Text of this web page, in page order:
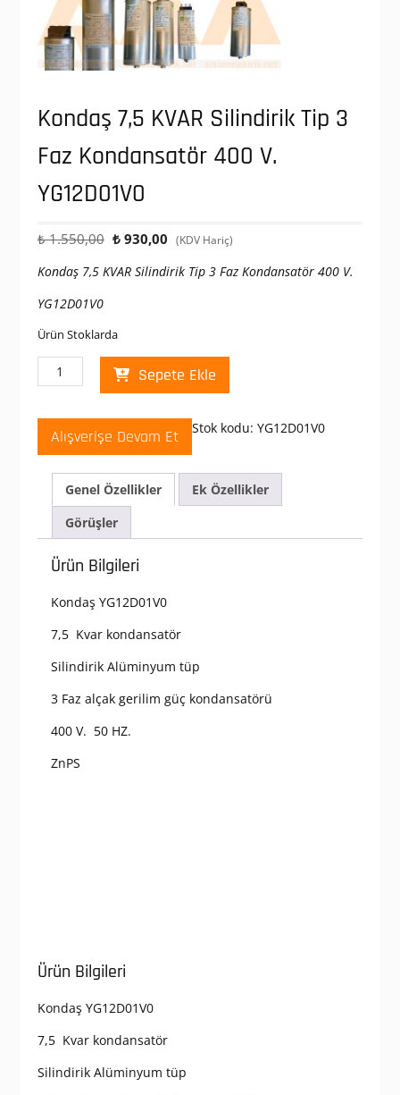
Kondaş 7,5 KVAR Silindirik Tip 3
Faz Kondansatör 400 V.
YG12D01V0
₺1.550,00 Orijinal
₺ 1.550,00.
₺930,00 Şu
fiyat:
(KDV Hariç)
Kondaş 7,5 KVAR Silindirik Tip 3 Faz Kondansatör 400 V.
YG12D01V0
Ürün Stoklarda
Kondaş
7,5
Silindirik
Tip
3
Faz
Kondansatör
V.
YG12D01V0
adet
Sepete Ekle
Alışverişe Devam Et Stok kodu: YG12D01V0
Genel Özellikler
Ek Özellikler
Görüşler
Ürün Bilgileri
Kondaş YG12D01V0
7,5 Kvar kondansatör
Silindirik Alüminyum tüp
3 Faz alçak gerilim güç kondansatörü
400 V. 50 HZ.
ZnPS
Ürün Bilgileri
Kondaş YG12D01V0
7,5 Kvar kondansatör
Silindirik Alüminyum tüp